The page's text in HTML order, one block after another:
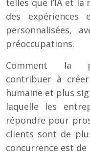
telles que l’IA et
des expériences
personnalisées,
préoccupations.
Comment la
contribuer à
humaine et plus
laquelle les
répondre pour
clients sont de
concurrence est